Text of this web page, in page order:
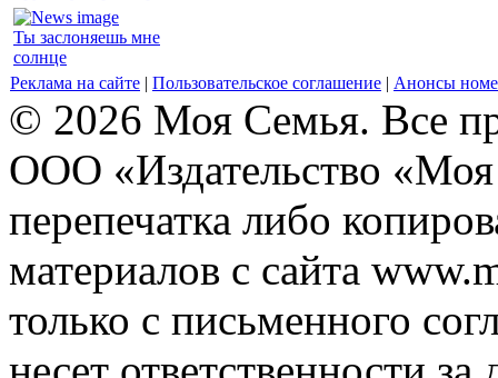
Ты заслоняешь мне
солнце
Реклама на сайте | Пользовательское соглашение | Анонсы
© 2026 Моя Семья. Все
ООО «Издательство
перепечатка либо
материалов с сайта
только с письменного